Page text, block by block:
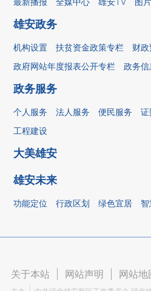
雄安政务
机构设置 扶贫资金政策专栏
财
政府网站年度报表公开专栏
政务信
政务服务
个人服务 法人服务 便民服务
工程建设
大美雄安
雄安未来
功能定位 行政区划 绿色宜居
关于本站 网站声明 网站地